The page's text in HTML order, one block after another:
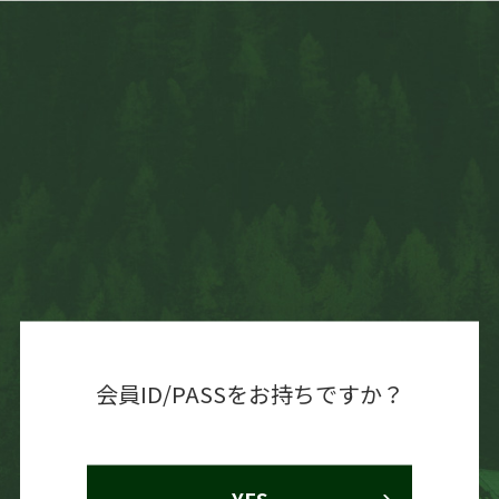
会員ID/PASSをお持ちですか？